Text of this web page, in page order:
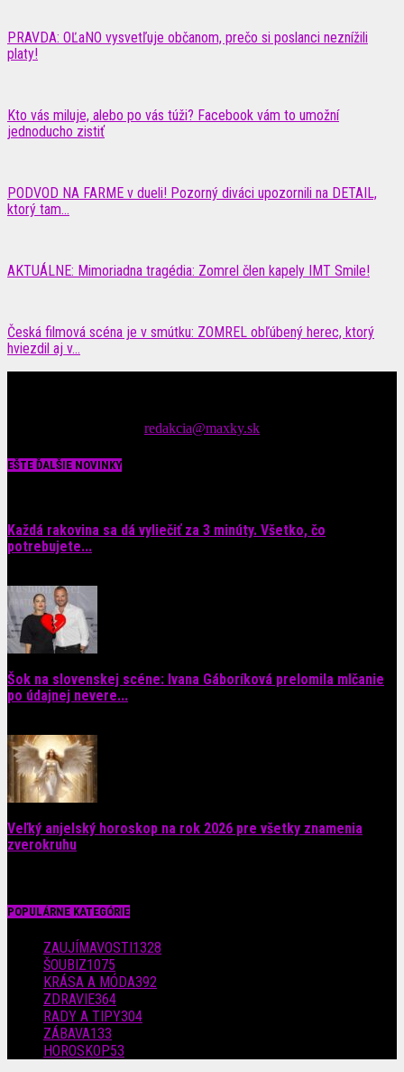
PRAVDA: OĽaNO vysvetľuje občanom, prečo si poslanci neznížili
platy!
Kto vás miluje, alebo po vás túži? Facebook vám to umožní
jednoducho zistiť
PODVOD NA FARME v dueli! Pozorný diváci upozornili na DETAIL,
ktorý tam...
AKTUÁLNE: Mimoriadna tragédia: Zomrel člen kapely IMT Smile!
Česká filmová scéna je v smútku: ZOMREL obľúbený herec, ktorý
hviezdil aj v...
redakcia@maxky.sk
EŠTE ĎALŠIE NOVINKY
Každá rakovina sa dá vyliečiť za 3 minúty. Všetko, čo
potrebujete...
Šok na slovenskej scéne: Ivana Gáboríková prelomila mlčanie
po údajnej nevere...
Veľký anjelský horoskop na rok 2026 pre všetky znamenia
zverokruhu
POPULÁRNE KATEGÓRIE
ZAUJÍMAVOSTI1328
ŠOUBIZ1075
KRÁSA A MÓDA392
ZDRAVIE364
RADY A TIPY304
ZÁBAVA133
HOROSKOP53